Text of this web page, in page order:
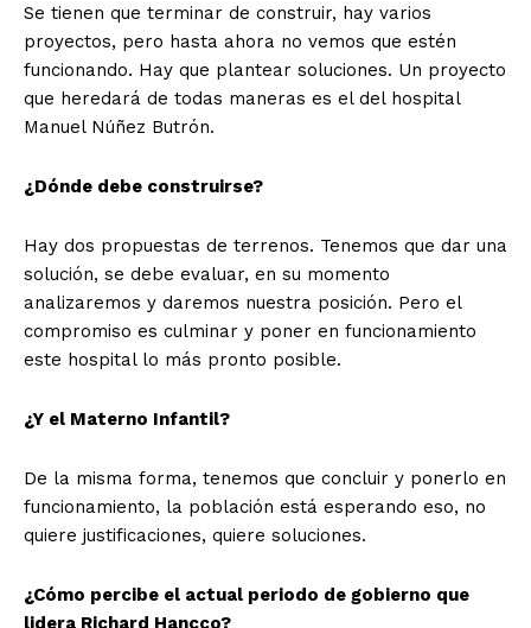
Se tienen que terminar de construir, hay varios
proyectos, pero hasta ahora no vemos que estén
funcionando. Hay que plantear soluciones. Un proyecto
que heredará de todas maneras es el del hospital
Manuel Núñez Butrón.
¿Dónde debe construirse?
Hay dos propuestas de terrenos. Tenemos que dar una
solución, se debe evaluar, en su momento
analizaremos y daremos nuestra posición. Pero el
compromiso es culminar y poner en funcionamiento
este hospital lo más pronto posible.
¿Y el Materno Infantil?
De la misma forma, tenemos que concluir y ponerlo en
funcionamiento, la población está esperando eso, no
quiere justificaciones, quiere soluciones.
¿Cómo percibe el actual periodo de gobierno que
lidera Richard Hancco?